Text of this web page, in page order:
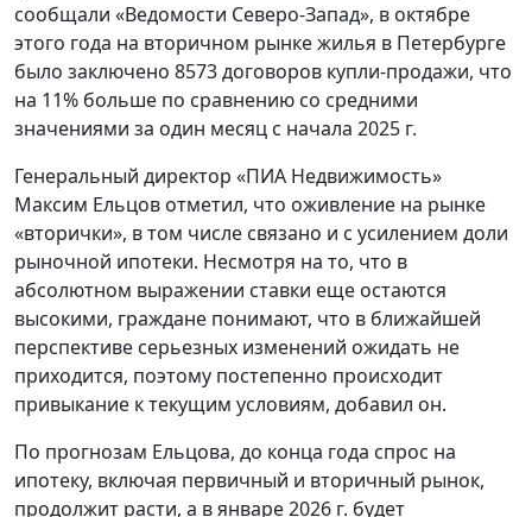
сообщали «Ведомости Северо-Запад», в октябре
этого года на вторичном рынке жилья в Петербурге
было заключено 8573 договоров купли-продажи, что
на 11% больше по сравнению со средними
значениями за один месяц с начала 2025 г.
Генеральный директор «ПИА Недвижимость»
Максим Ельцов отметил, что оживление на рынке
«вторички», в том числе связано и с усилением доли
рыночной ипотеки. Несмотря на то, что в
абсолютном выражении ставки еще остаются
высокими, граждане понимают, что в ближайшей
перспективе серьезных изменений ожидать не
приходится, поэтому постепенно происходит
привыкание к текущим условиям, добавил он.
По прогнозам Ельцова, до конца года спрос на
ипотеку, включая первичный и вторичный рынок,
продолжит расти, а в январе 2026 г. будет